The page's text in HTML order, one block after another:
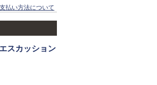
払い方法について
スカッション